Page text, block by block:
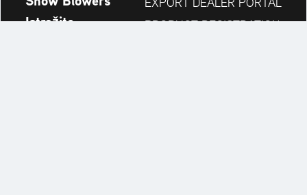
Istražite
PRODUCT REGISTRATION